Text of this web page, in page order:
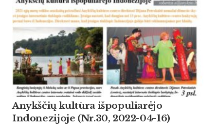
Anykščių kultūra išpopuliarėjo
Indonezijoje (Nr.30, 2022-04-16)